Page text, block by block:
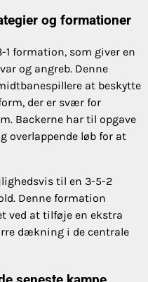
og formationer
1 formation, som giver en
og angreb. Denne
at beskytte
der er svær for
Backerne har til opgave
overlappende løb for at
til en 3-5-2
Denne formation
ved at tilføje en ekstra
dækning i de centrale